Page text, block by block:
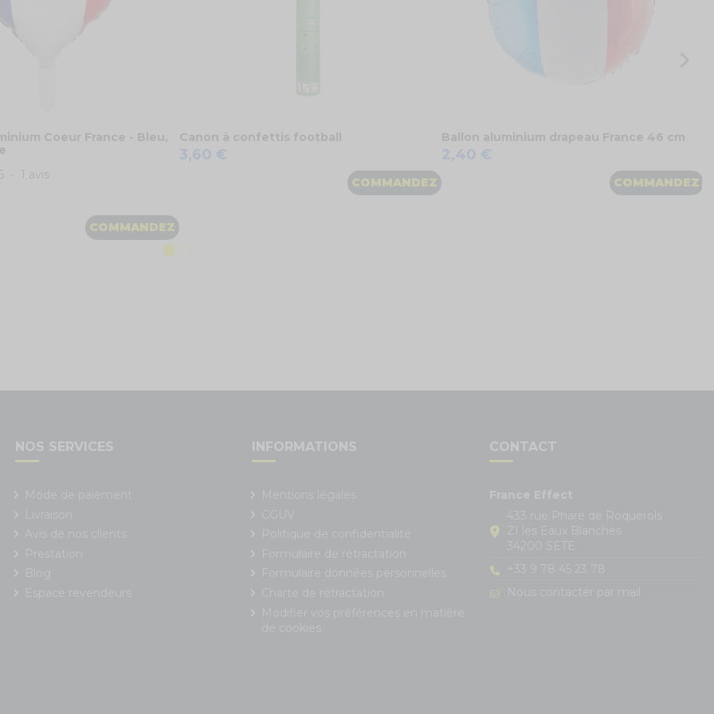
de confidentialité, en garantissant la conformité avec les réglementations. Personnalisez vos préférences pour
Coeur France - Bleu,
5 - 1 avis
COMMANDEZ
Canon à confettis football
3,60 €
COMMANDEZ
Ballon aluminium drapeau France 46 cm
2,40 €
COMMANDEZ
NOS SERVICES INFORMATIONS CONTACT